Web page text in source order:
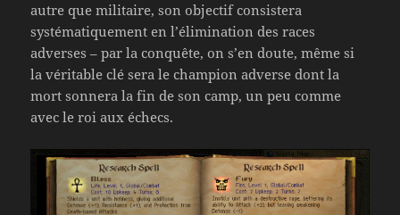
autre que militaire, son objectif consistera
systématiquement en l’élimination des races
adverses – par la conquête, on s’en doute, même si
la véritable clé sera le champion adverse dont la
mort sonnera la fin de son camp, un peu comme
avec le roi aux échecs.